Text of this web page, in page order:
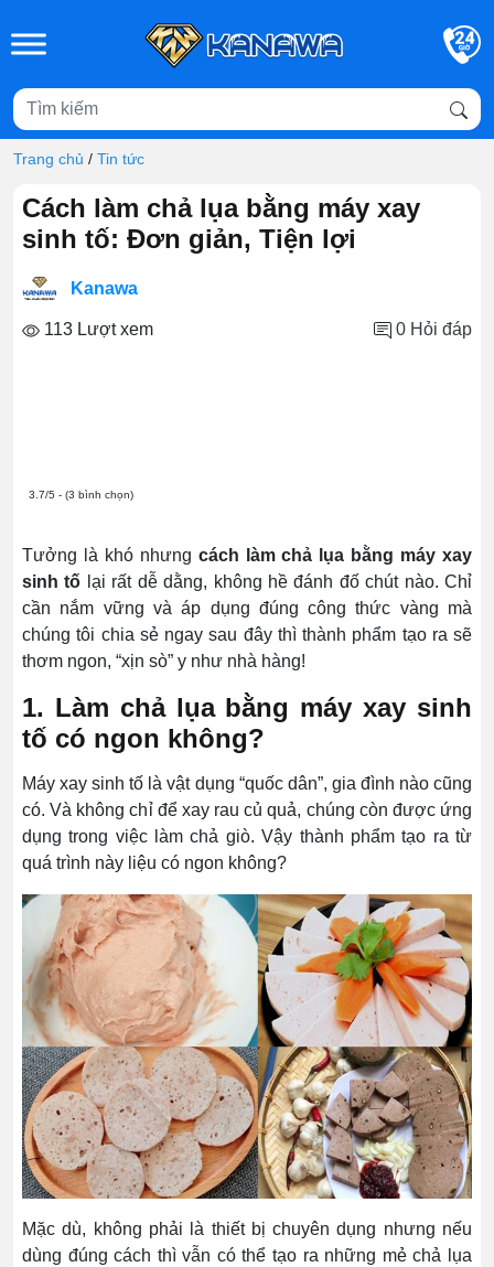
Trang chủ / Tin tức
Cách làm chả lụa bằng máy xay
sinh tố: Đơn giản, Tiện lợi
Kanawa
113 Lượt xem 0 Hỏi đáp
3.7/5 - (3 bình chọn)
Tưởng là khó nhưng cách làm chả lụa bằng máy xay
sinh tố lại rất dễ dằng, không hề đánh đố chút nào. Chỉ
cần nắm vững và áp dụng đúng công thức vàng mà
chúng tôi chia sẻ ngay sau đây thì thành phẩm tạo ra sẽ
thơm ngon, “xịn sò” y như nhà hàng!
1. Làm chả lụa bằng máy xay sinh
tố có ngon không?
Máy xay sinh tố là vật dụng “quốc dân”, gia đình nào cũng
có. Và không chỉ để xay rau củ quả, chúng còn được ứng
dụng trong việc làm chả giò. Vậy thành phẩm tạo ra từ
quá trình này liệu có ngon không?
Mặc dù, không phải là thiết bị chuyên dụng nhưng nếu
dùng đúng cách thì vẫn có thể tạo ra những mẻ chả lụa